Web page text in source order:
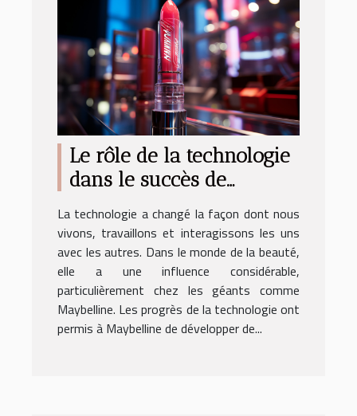
Le rôle de la technologie
dans le succès de
La technologie a changé la façon dont nous
vivons, travaillons et interagissons les uns
avec les autres. Dans le monde de la beauté,
elle a une influence considérable,
particulièrement chez les géants comme
Maybelline. Les progrès de la technologie ont
permis à Maybelline de développer de...